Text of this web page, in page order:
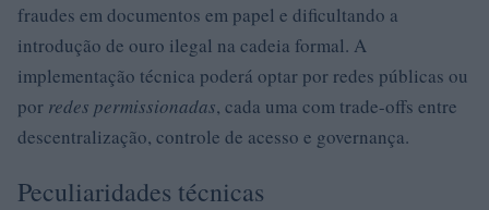
fraudes em documentos em papel e dificultando a
introdução de ouro ilegal na cadeia formal. A
implementação técnica poderá optar por redes públicas ou
por redes permissionadas, cada uma com trade-offs entre
descentralização, controle de acesso e governança.
Peculiaridades técnicas